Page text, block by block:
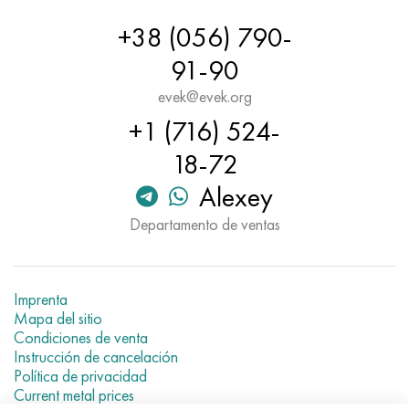
+38 (056) 790-
91-90
evek@evek.org
+1 (716) 524-
18-72
Alexey
Departamento de ventas
Imprenta
Mapa del sitio
Condiciones de venta
Instrucción de cancelación
Política de privacidad
Current metal prices
45HN2MFA, k2425, 45hnmf
A40G, 44smn28, 1.0762, 46s20